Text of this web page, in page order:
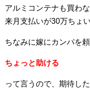
アルミコンテナも買わ
来月支払いが30万ちょい
ちなみに嫁にカンパを頼
ちょっと助ける
って言うので、期待し